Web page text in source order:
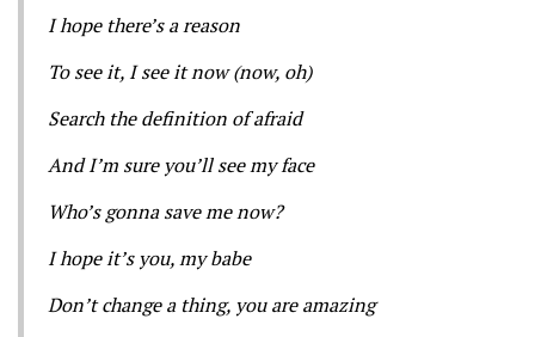
I hope there’s a reason
To see it, I see it now (now, oh)
Search the definition of afraid
And I’m sure you’ll see my face
Who’s gonna save me now?
I hope it’s you, my babe
Don’t change a thing, you are amazing